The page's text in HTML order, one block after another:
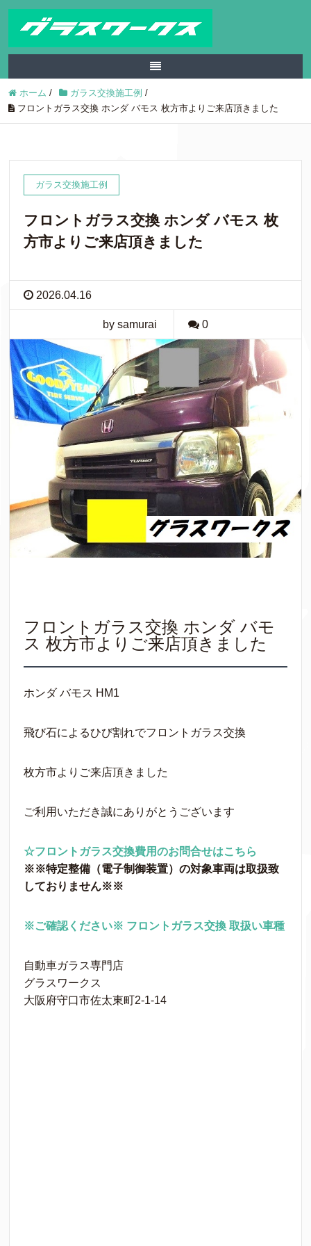
ホーム / ガラス交換施工例 /
フロントガラス交換 ホンダ バモス 枚方市よりご来店頂きました
ガラス交換施工例
フロントガラス交換 ホンダ バモス 枚
方市よりご来店頂きました
2026.04.16
by samurai 0
フロントガラス交換 ホンダ バモ
ス 枚方市よりご来店頂きました
ホンダ バモス HM1
飛び石によるひび割れでフロントガラス交換
枚方市よりご来店頂きました
ご利用いただき誠にありがとうございます
☆フロントガラス交換費用のお問合せはこちら
※※特定整備（電⼦制御装置）の対象車両は取扱致
しておりません※※
※ご確認ください※ フロントガラス交換 取扱い車種
自動車ガラス専門店
グラスワークス
大阪府守口市佐太東町2-1-14